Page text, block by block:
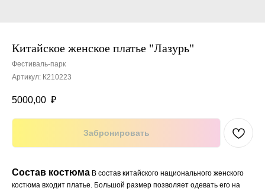
Китайское женское платье "Лазурь"
Фестиваль-парк
Артикул: К210223
5000,00 ₽
Забронировать
Состав костюма В состав китайского национального женского
костюма входит платье. Большой размер позволяет одевать его на